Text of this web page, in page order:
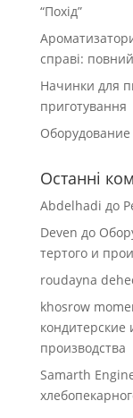
“Похід”
справі: повний
Начинки для
приготування
Оборудование
Останні
Abdelhadi до
Deven до
тертого и
roudayna
khosrow
производства
Samarth